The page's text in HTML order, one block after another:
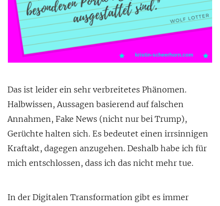
Das ist leider ein sehr verbreitetes Phänomen.
Halbwissen, Aussagen basierend auf falschen
Annahmen, Fake News (nicht nur bei Trump),
Gerüchte halten sich. Es bedeutet einen irrsinnigen
Kraftakt, dagegen anzugehen. Deshalb habe ich für
mich entschlossen, dass ich das nicht mehr tue.
In der Digitalen Transformation gibt es immer